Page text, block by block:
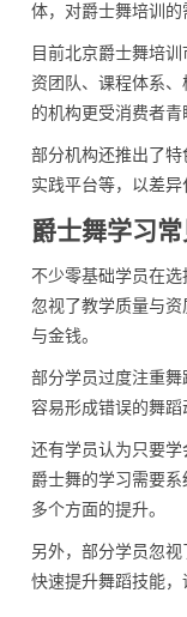
体，对爵士舞培训的
目前北京爵士舞培
资团队、课程体系
的机构更受消费者青
部分机构还推出了
实践平台等，以差异
爵士舞学习
不少零基础学员在选
忽视了教学质量与
与金钱。
部分学员过度注重
容易形成错误的舞蹈
还有学员认为只要
爵士舞的学习需要
多个方面的提升。
另外，部分学员忽
快速提升舞蹈技能，